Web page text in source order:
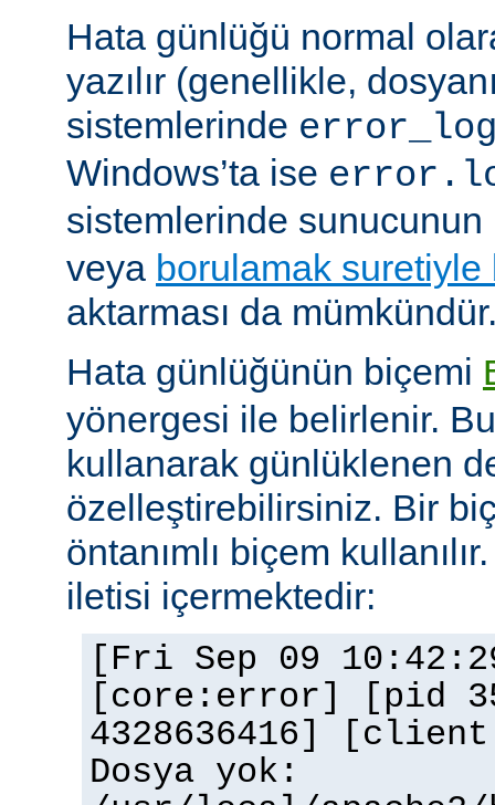
Hata günlüğü normal
yazılır (genellikle,
sistemlerinde
Windows’ta ise
sistemlerinde sunucunun
veya borulamak
aktarması da
Hata günlüğünün biçemi
yönergesi ile belirlenir.
kullanarak günlüklenen
özelleştirebilirsiniz. Bir
öntanımlı biçem
iletisi içermektedir:
[Fri Sep 09
[core:error] [pid
4328636416]
Dosya yok: